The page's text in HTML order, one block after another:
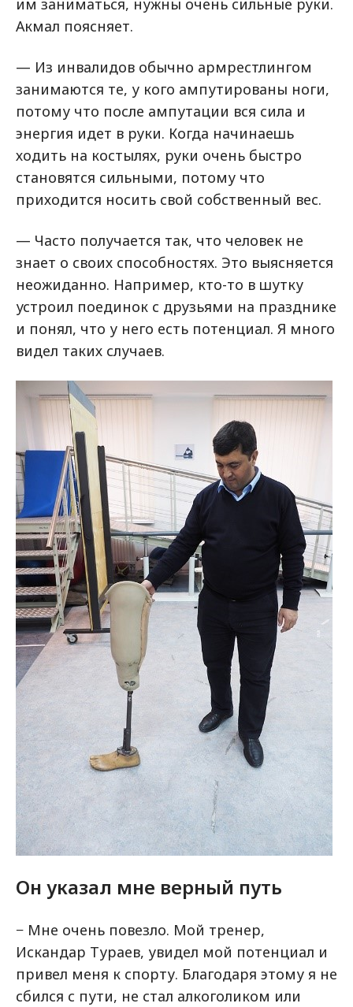
Акмал поясняет.
— Из инвалидов обычно армрестлингом
занимаются те, у кого ампутированы ноги,
потому что после ампутации вся сила и
энергия идет в руки. Когда начинаешь
ходить на костылях, руки очень быстро
становятся сильными, потому что
приходится носить свой собственный вес.
— Часто получается так, что человек не
знает о своих способностях. Это выясняется
неожиданно. Например, кто-то в шутку
устроил поединок с друзьями на празднике
и понял, что у него есть потенциал. Я много
видел таких случаев.
Он указал мне верный путь
− Мне очень повезло. Мой тренер,
Искандар Тураев, увидел мой потенциал и
привел меня к спорту. Благодаря этому я не
сбился с пути, не стал алкоголиком или